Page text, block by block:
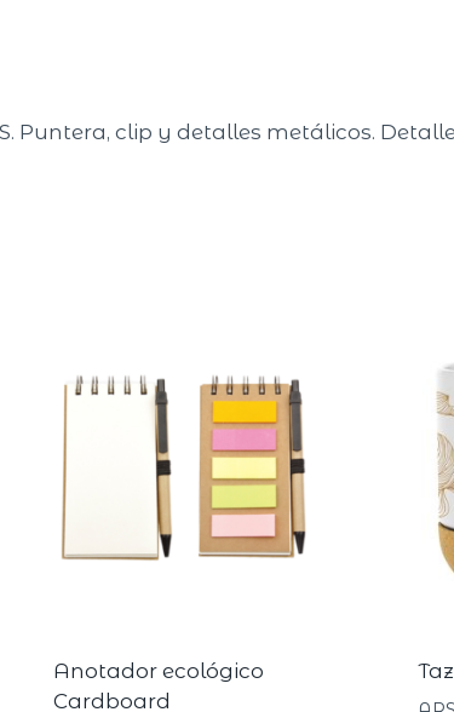
Puntera, clip y detalles metálicos.
Anotador ecológico
Cardboard